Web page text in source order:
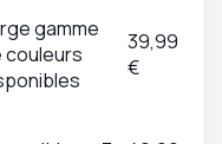
gamme
couleurs
39,99
€